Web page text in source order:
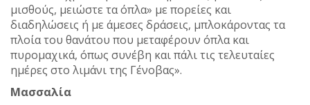
μισθούς, μειώστε τα όπλα» με πορείες και
διαδηλώσεις ή με άμεσες δράσεις, μπλοκάροντας τα
πλοία του θανάτου που μεταφέρουν όπλα και
πυρομαχικά, όπως συνέβη και πάλι τις τελευταίες
ημέρες στο λιμάνι της Γένοβας».
Μασσαλία